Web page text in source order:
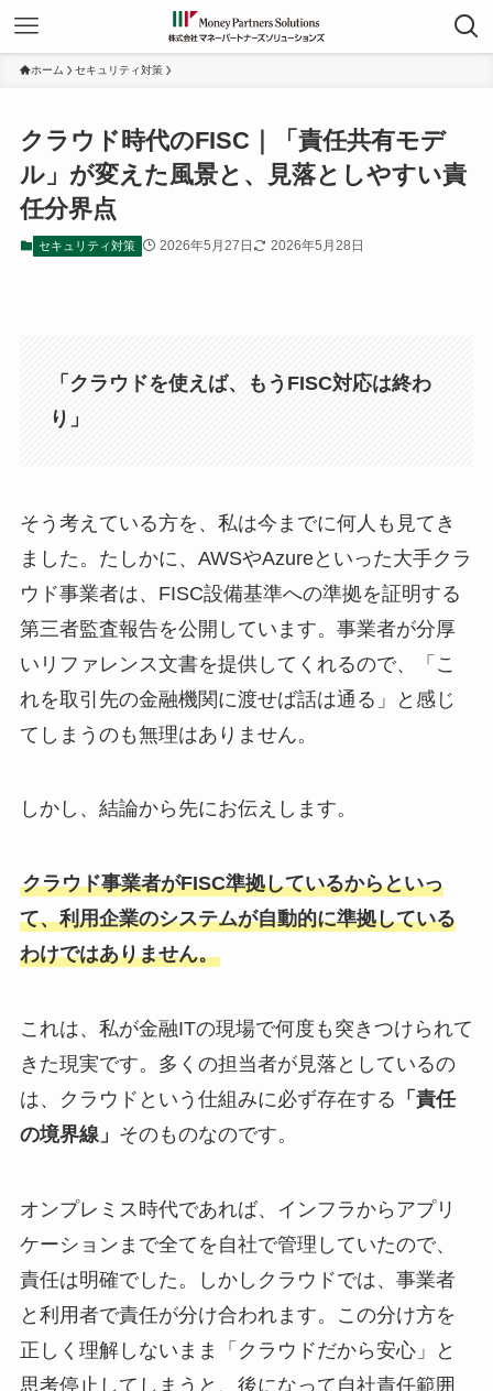
ホーム セキュリティ対策
クラウド時代のFISC｜「責任共有モデ
ル」が変えた風景と、見落としやすい責
任分界点
セキュリティ対策 2026年5月27日 2026年5月28日
「クラウドを使えば、もうFISC対応は終わ
り」
そう考えている方を、私は今までに何人も見てき
ました。たしかに、AWSやAzureといった大手クラ
ウド事業者は、FISC設備基準への準拠を証明する
第三者監査報告を公開しています。事業者が分厚
いリファレンス文書を提供してくれるので、「こ
れを取引先の金融機関に渡せば話は通る」と感じ
てしまうのも無理はありません。
しかし、結論から先にお伝えします。
クラウド事業者がFISC準拠しているからといっ
て、利用企業のシステムが自動的に準拠している
わけではありません。
これは、私が金融ITの現場で何度も突きつけられて
きた現実です。多くの担当者が見落としているの
は、クラウドという仕組みに必ず存在する 「責任
の境界線」 そのものなのです。
オンプレミス時代であれば、インフラからアプリ
ケーションまで全てを自社で管理していたので、
責任は明確でした。しかしクラウドでは、事業者
と利用者で責任が分け合われます。この分け方を
正しく理解しないまま「クラウドだから安心」と
思考停止してしまうと、後になって自社責任範囲